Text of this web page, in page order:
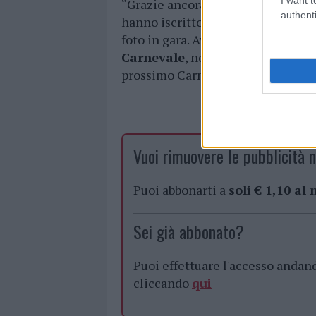
“Grazie ancora a tutti coloro
hanno iscritto i propri figli, alle
foto in gara. Avete c
Carnevale, nonostante la
prossimo Carnevale senza
Vuoi rimuovere le pubblicità
Puoi abbonarti a soli € 1,10 al
Sei già abbonato?
Puoi effettuare l'accesso
cliccando qui